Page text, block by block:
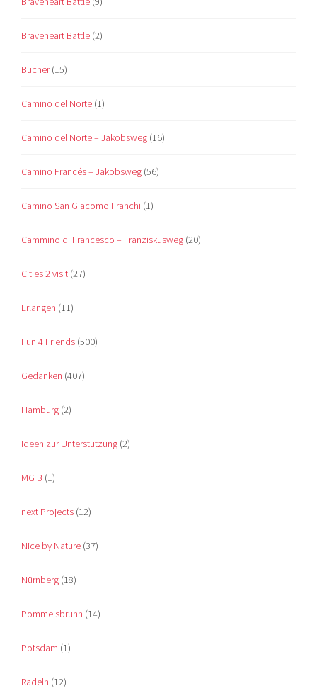
Braveheart Battle (2)
Bücher(15)
Camino del Norte (1)
Camino del Norte – Jakobsweg (16)
Camino Francés – Jakobsweg (56)
Camino San Giacomo Franchi (1)
Cammino di Francesco – Franziskusweg (20)
Cities 2 visit (27)
Erlangen (11)
Fun 4 Friends (500)
Gedanken (407)
Hamburg (2)
Ideen zur Unterstützung (2)
MG B (1)
next Projects (12)
Nice by Nature (37)
Nürnberg (18)
Pommelsbrunn (14)
Potsdam (1)
Radeln (12)